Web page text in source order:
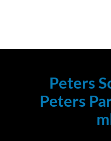
Peters
Peters